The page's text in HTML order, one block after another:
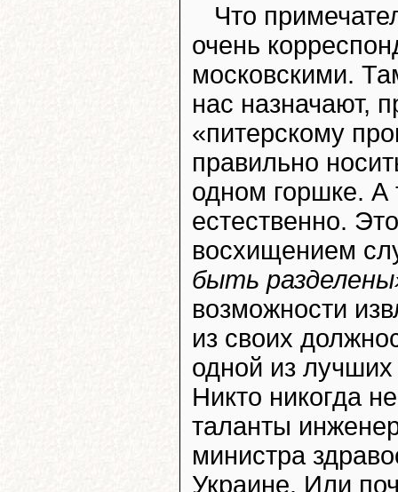
Что
очень
московскими.
нас назначают,
«питерскому
правильно
одном горшке. А
естественно.
восхищением
быть
возможности
из своих
одной из
Никто никогда
таланты
министра
Украине. Или